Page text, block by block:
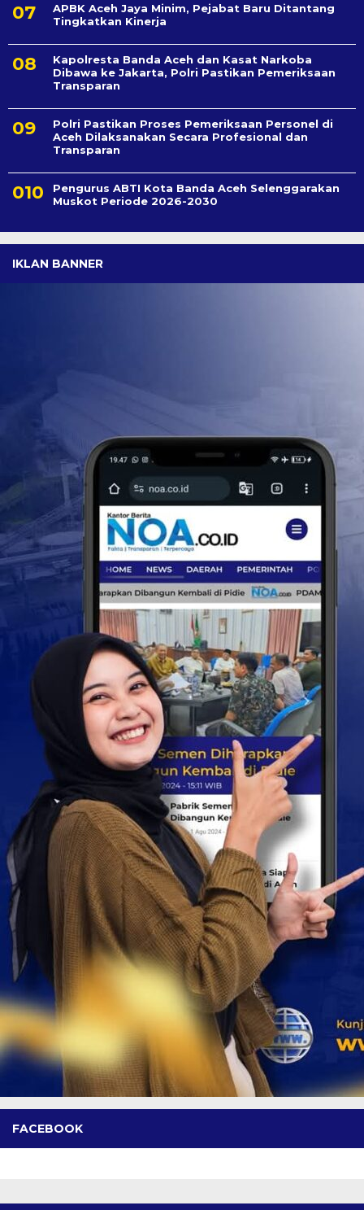
APBK Aceh Jaya Minim, Pejabat Baru Ditantang
Tingkatkan Kinerja
Kapolresta Banda Aceh dan Kasat Narkoba
Dibawa ke Jakarta, Polri Pastikan Pemeriksaan
Transparan
Polri Pastikan Proses Pemeriksaan Personel di
Aceh Dilaksanakan Secara Profesional dan
Transparan
Pengurus ABTI Kota Banda Aceh Selenggarakan
Muskot Periode 2026-2030
IKLAN BANNER
FACEBOOK